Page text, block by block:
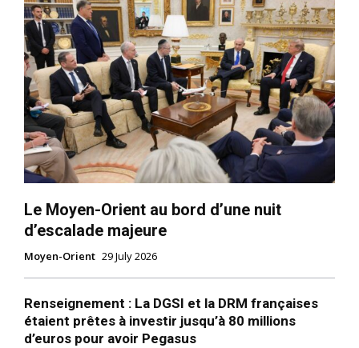
Le Moyen-Orient au bord d’une nuit
d’escalade majeure
Moyen-Orient 29 July 2026
Renseignement : La DGSI et la DRM françaises
étaient prêtes à investir jusqu’à 80 millions
d’euros pour avoir Pegasus